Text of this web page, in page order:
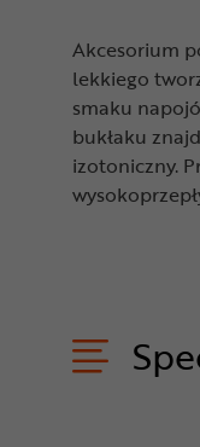
Akcesorium
lekkiego
smaku
bukłaku
izotoniczny.